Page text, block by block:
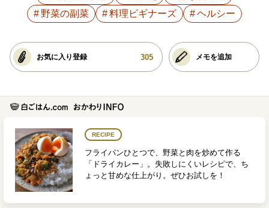
野菜の副菜
料理ビギナーズ ヘルシー
お気に入り登録 305 メモを追加
RECIPE
フライパンひとつで、野菜と肉を炒めて作る
「ドライカレー」。失敗しにくいレシピで、ち
ょっと甘めな仕上がり。ぜひお試しを！